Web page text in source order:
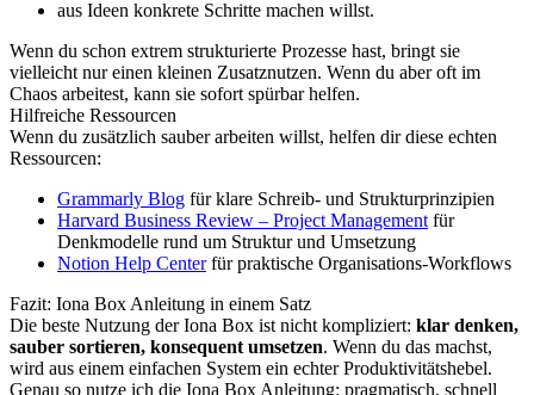
aus Ideen konkrete Schritte machen willst.
Wenn du schon extrem strukturierte Prozesse hast, bringt sie
vielleicht nur einen kleinen Zusatznutzen. Wenn du aber oft im
Chaos arbeitest, kann sie sofort spürbar helfen.
Hilfreiche Ressourcen
Wenn du zusätzlich sauber arbeiten willst, helfen dir diese echten
Ressourcen:
Grammarly Blog für klare Schreib- und Strukturprinzipien
Harvard Business Review – Project Management für
Denkmodelle rund um Struktur und Umsetzung
Notion Help Centerfür praktische Organisations-Workflows
Fazit: Iona Box Anleitung in einem Satz
Die beste Nutzung der Iona Box ist nicht kompliziert: klar denken,
sauber sortieren, konsequent umsetzen. Wenn du das machst,
wird aus einem einfachen System ein echter Produktivitätshebel.
Genau so nutze ich die Iona Box Anleitung: pragmatisch, schnell